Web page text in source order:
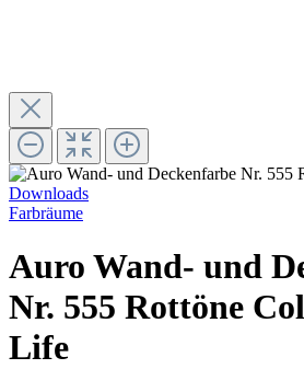
Downloads
Farbräume
Auro Wand- und
Nr. 555 Rottöne
Life